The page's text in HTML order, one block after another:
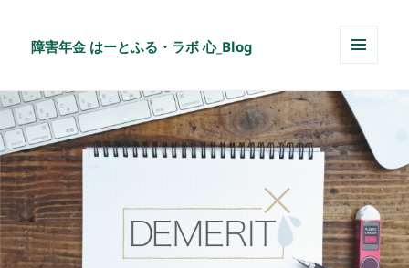
障害年金 はーとふる・ラボ 心_Blog
ーとウ
ィジェ
ット